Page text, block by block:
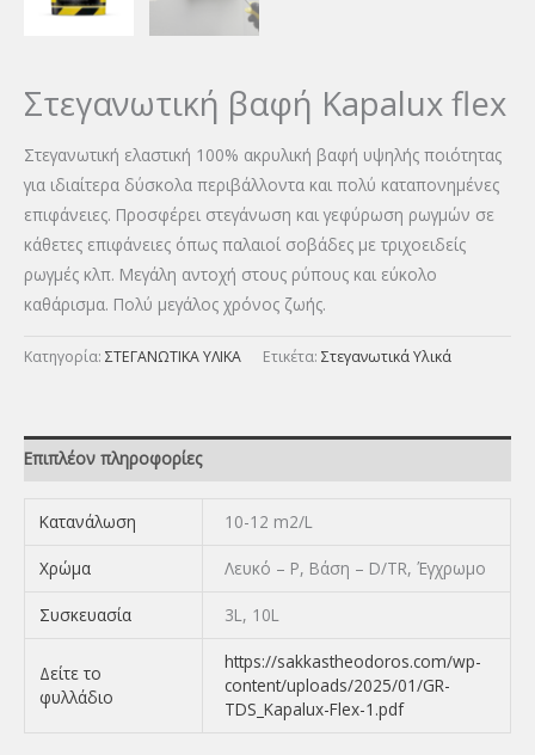
Στεγανωτική βαφή Kapalux flex
Στεγανωτική ελαστική 100% ακρυλική βαφή υψηλής ποιότητας
για ιδιαίτερα δύσκολα περιβάλλοντα και πολύ καταπονημένες
επιφάνειες. Προσφέρει στεγάνωση και γεφύρωση ρωγμών σε
κάθετες επιφάνειες όπως παλαιοί σοβάδες με τριχοειδείς
ρωγμές κλπ. Μεγάλη αντοχή στους ρύπους και εύκολο
καθάρισμα. Πολύ μεγάλος χρόνος ζωής.
Κατηγορία: ΣΤΕΓΑΝΩΤΙΚΑ ΥΛΙΚΑ Ετικέτα: Στεγανωτικά Υλικά
Επιπλέον πληροφορίες
Κατανάλωση 10-12 m2/L
Χρώμα Λευκό – P, Βάση – D/TR, Έγχρωμο
Συσκευασία 3L, 10L
Δείτε το
φυλλάδιο
https://sakkastheodoros.com/wp-
content/uploads/2025/01/GR-
TDS_Kapalux-Flex-1.pdf